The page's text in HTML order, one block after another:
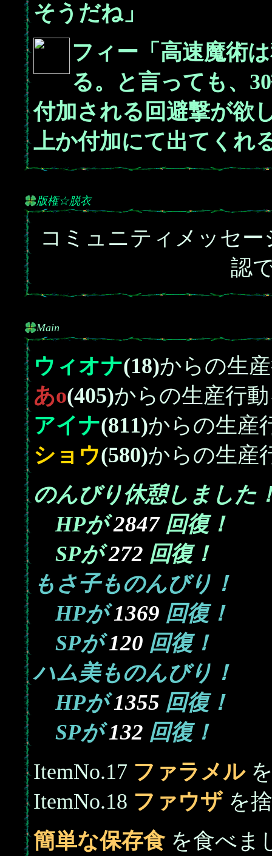
そうだね」
フィー「高速魔術
る。と言っても、
付加される回避撃が欲
上か付加にて出てくれ
版権☆脱衣
コミュニティメッセ
認
Main
ウィオナ(18)からの生
あo(405)からの生産行
アイナ(811)からの生産
ショウ(580)からの生産
のんびり休憩しました
HPが2847回復！
SPが272 回復！
もさ子ものんびり！
HPが1369 回復！
SPが120 回復！
ハム美ものんびり！
HPが1355 回復！
SPが132 回復！
ItemNo.17 ファラメル
ItemNo.18 ファウザを
簡単な保存食を食べま